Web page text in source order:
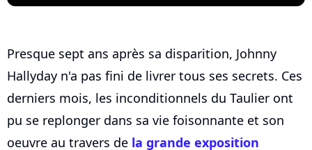
Presque sept ans après sa disparition, Johnny
Hallyday n'a pas fini de livrer tous ses secrets. Ces
derniers mois, les inconditionnels du Taulier ont
pu se replonger dans sa vie foisonnante et son
oeuvre au travers de la grande exposition